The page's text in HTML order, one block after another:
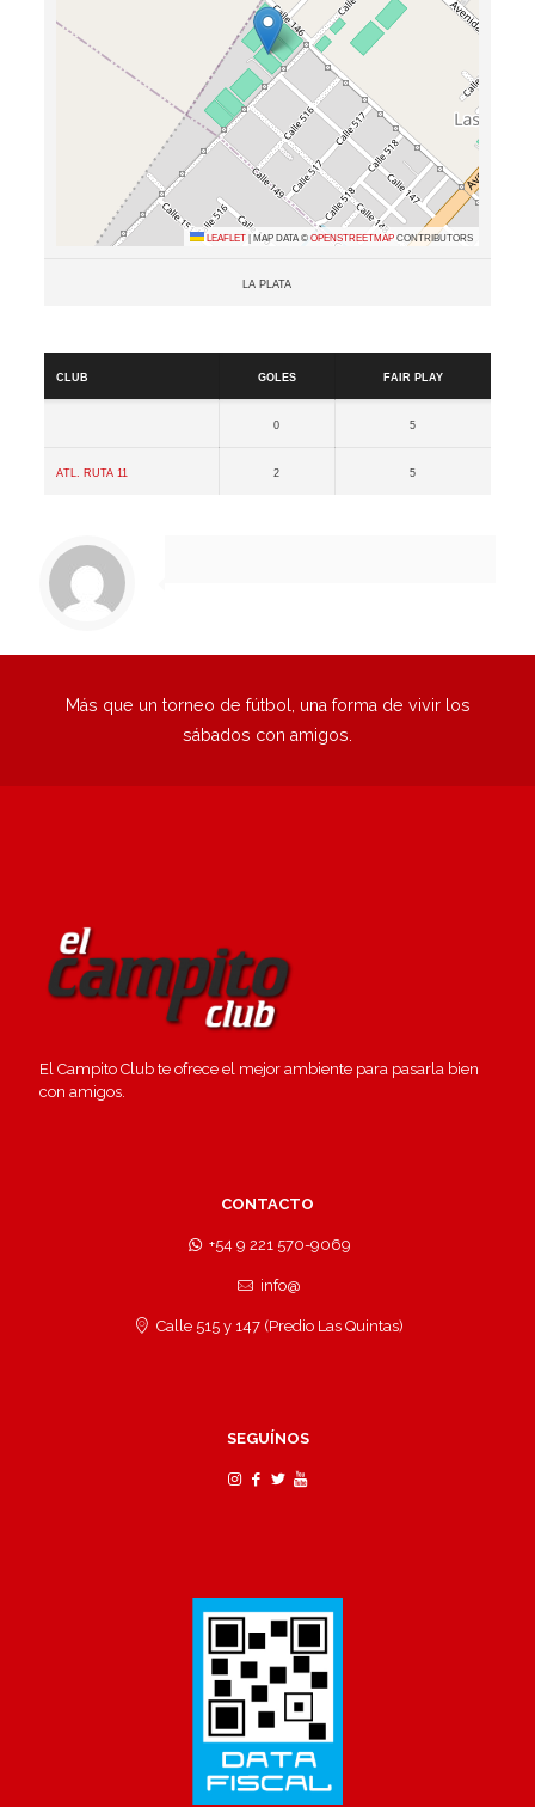
Leaflet|Map data ©OpenStreetMapcontributors
La Plata
Club
Goles Fair Play
0 5
Atl. Ruta 11 2 5
Más que un torneo de fútbol, una forma de vivir los
sábados con amigos.
El Campito Club te ofrece el mejor ambiente para pasarla bien
con amigos.
CONTACTO
+54 9 221 570-9069
info@
Calle 515 y 147 (Predio Las Quintas)
SEGUÍNOS